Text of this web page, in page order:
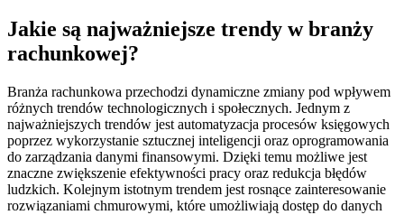
Jakie są najważniejsze trendy w branży
rachunkowej?
Branża rachunkowa przechodzi dynamiczne zmiany pod wpływem
różnych trendów technologicznych i społecznych. Jednym z
najważniejszych trendów jest automatyzacja procesów księgowych
poprzez wykorzystanie sztucznej inteligencji oraz oprogramowania
do zarządzania danymi finansowymi. Dzięki temu możliwe jest
znaczne zwiększenie efektywności pracy oraz redukcja błędów
ludzkich. Kolejnym istotnym trendem jest rosnące zainteresowanie
rozwiązaniami chmurowymi, które umożliwiają dostęp do danych